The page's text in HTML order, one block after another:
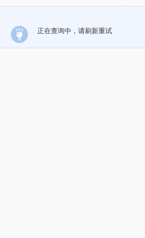
正在查询中，请刷新重试